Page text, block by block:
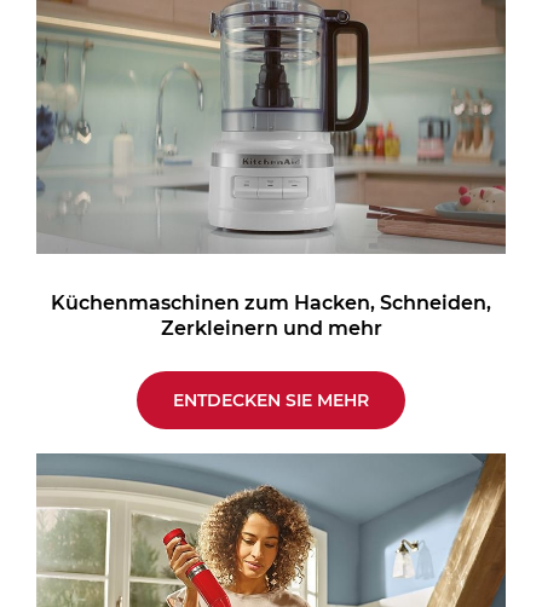
Küchenmaschinen zum Hacken, Schneiden,
Zerkleinern und mehr
ENTDECKEN SIE MEHR